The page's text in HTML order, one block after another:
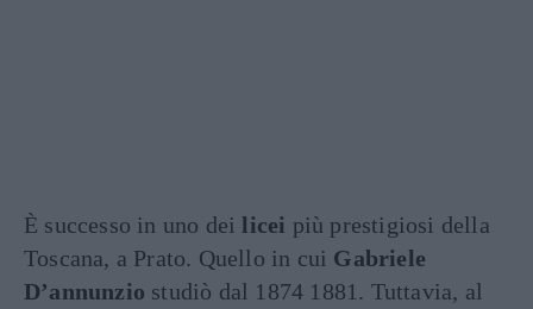
È successo in uno dei licei più prestigiosi della
Toscana, a Prato. Quello in cui Gabriele
D’annunzio studiò dal 1874 1881. Tuttavia, al